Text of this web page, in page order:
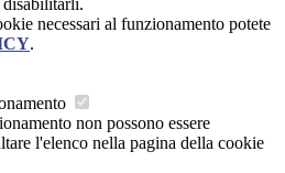
disabilitarli.
necessari al funzionamento potete
.
non possono essere
l'elenco nella pagina della cookie